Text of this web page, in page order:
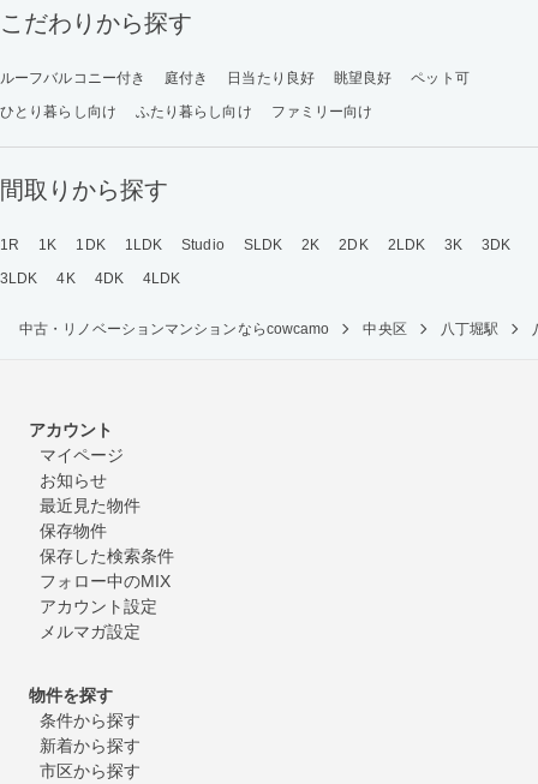
こだわりから探す
ルーフバルコニー付き 庭付き 日当たり良好 眺望良好
ペット可
ひとり暮らし向け
ふたり暮らし向け ファミリー向け
間取りから探す
1R 1K 1DK 1LDK Studio SLDK 2K 2DK 2LDK 3K
3DK
3LDK
4K 4DK 4LDK
中古・リノベーションマンションならcowcamo 中央区 八丁堀駅
アカウント
マイページ
お知らせ
最近見た物件
保存物件
保存した検索条件
フォロー中のMIX
アカウント設定
メルマガ設定
物件を探す
条件から探す
新着から探す
市区から探す